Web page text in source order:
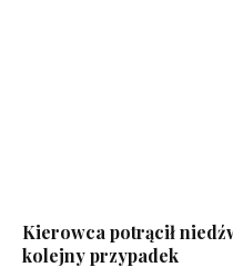
Kierowca potrącił
kolejny przypadek